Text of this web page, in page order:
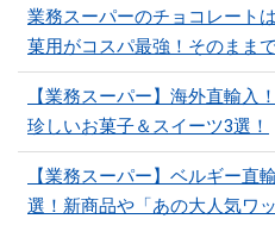
業務スーパーのチョコレート
菓用がコスパ最強！そのまま
【業務スーパー】海外直輸入
珍しいお菓子＆スイーツ3選！
【業務スーパー】ベルギー直
選！新商品や「あの大人気ワ